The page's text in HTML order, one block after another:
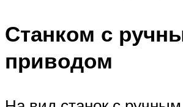
Станком с
приводом